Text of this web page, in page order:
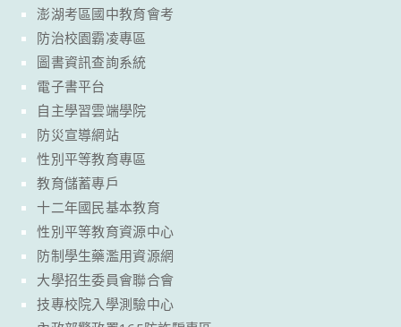
澎湖考區國中教育會考
防治校園霸凌專區
圖書資訊查詢系統
電子書平台
自主學習雲端學院
防災宣導網站
性別平等教育專區
教育儲蓄專戶
十二年國民基本教育
性別平等教育資源中心
防制學生藥濫用資源網
大學招生委員會聯合會
技專校院入學測驗中心